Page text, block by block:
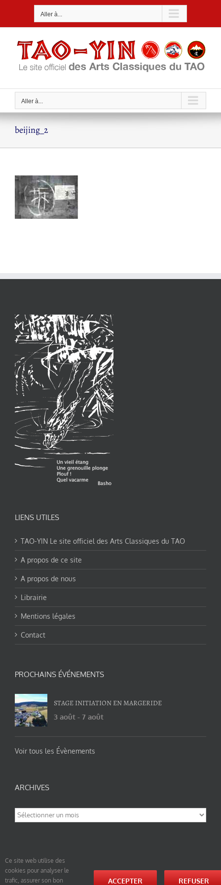
Aller à...
Aller à...
beijing_2
LIENS UTILES
TAO-YIN Le site officiel des Arts Classiques du TAO
A propos de ce site
A propos de nous
Librairie
Mentions légales
Contact
PROCHAINS ÉVÉNEMENTS
STAGE INITIATION EN MARGERIDE
3 août - 7 août
Voir tous les Évènements
ARCHIVES
Archives
© tao-yin.co © TAO-YIN.fr Georges Charles, Hormis les pages https://tao-yin.fr/georges-charles/
Ce site web utilise des
cookies pour analyser le
trafic, assurer son bon
ACCEPTER REFUSER